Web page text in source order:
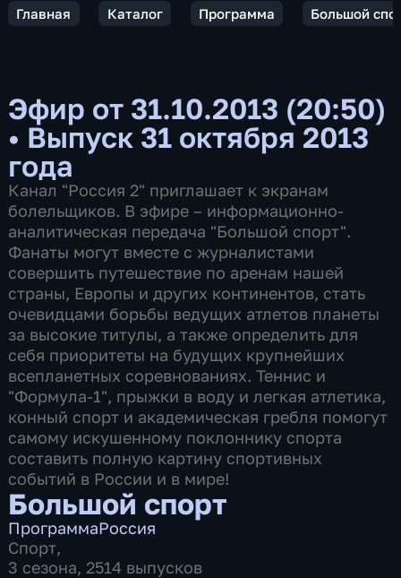
Главная Каталог Программа Большой
Эфир от 31.10.2013 (20:50)
• Выпуск 31 октября 2013
года
Канал "Россия 2" приглашает к экранам
болельщиков. В эфире – информационно-
аналитическая передача "Большой спорт".
Фанаты могут вместе с журналистами
совершить путешествие по аренам нашей
страны, Европы и других континентов, стать
очевидцами борьбы ведущих атлетов планеты
за высокие титулы, а также определить для
себя приоритеты на будущих крупнейших
всепланетных соревнованиях. Теннис и
"Формула-1", прыжки в воду и легкая атлетика,
конный спорт и академическая гребля помогут
самому искушенному поклоннику спорта
составить полную картину спортивных
событий в России и в мире!
Большой спорт
ПрограммаРоссия
Спорт,
3 сезона, 2514 выпусков